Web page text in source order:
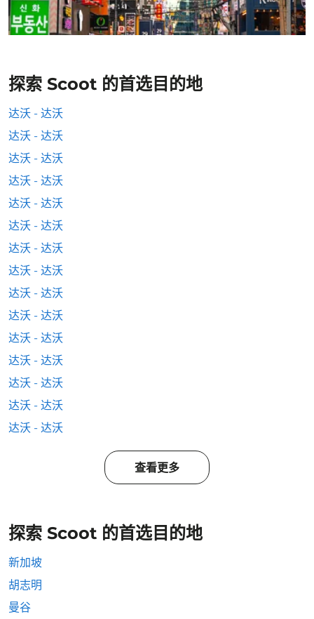
探索 Scoot 的首选目的地
达沃 - 达沃
达沃 - 达沃
达沃 - 达沃
达沃 - 达沃
达沃 - 达沃
达沃 - 达沃
达沃 - 达沃
达沃 - 达沃
达沃 - 达沃
达沃 - 达沃
达沃 - 达沃
达沃 - 达沃
达沃 - 达沃
达沃 - 达沃
达沃 - 达沃
查看更多
探索 Scoot 的首选目的地
新加坡
胡志明
曼谷